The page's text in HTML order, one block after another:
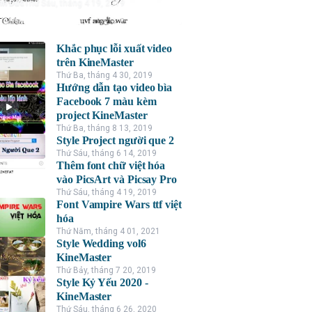
ĐứcThứ Sáu, tháng 4 19, 2019
Khắc phục lỗi xuất video
trên KineMaster
Thứ Ba, tháng 4 30, 2019
Hướng dẫn tạo video bìa
Facebook 7 màu kèm
project KineMaster
Thứ Ba, tháng 8 13, 2019
Style Project người que 2
Thứ Sáu, tháng 6 14, 2019
Thêm font chữ việt hóa
vào PicsArt và Picsay Pro
Thứ Sáu, tháng 4 19, 2019
Font Vampire Wars ttf việt
hóa
Thứ Năm, tháng 4 01, 2021
Style Wedding vol6
KineMaster
Thứ Bảy, tháng 7 20, 2019
Style Kỷ Yếu 2020 -
KineMaster
Thứ Sáu, tháng 6 26, 2020